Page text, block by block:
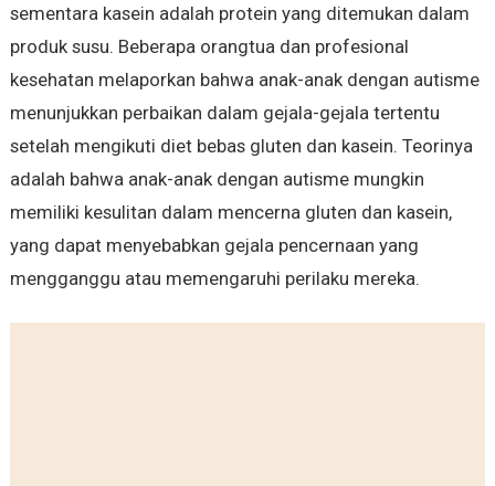
sementara kasein adalah protein yang ditemukan dalam
produk susu. Beberapa orangtua dan profesional
kesehatan melaporkan bahwa anak-anak dengan autisme
menunjukkan perbaikan dalam gejala-gejala tertentu
setelah mengikuti diet bebas gluten dan kasein. Teorinya
adalah bahwa anak-anak dengan autisme mungkin
memiliki kesulitan dalam mencerna gluten dan kasein,
yang dapat menyebabkan gejala pencernaan yang
mengganggu atau memengaruhi perilaku mereka.